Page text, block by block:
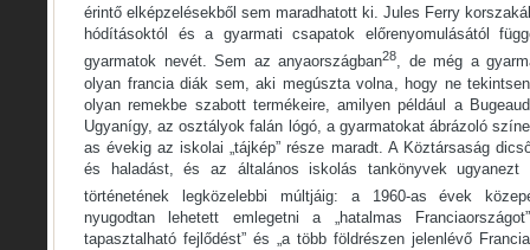
érintő elképzelésekből sem maradhatott ki. Jules Ferry
hódításoktól és a gyarmati csapatok előrenyomulásától
gyarmatok nevét. Sem az anyaországban28, de még a
olyan francia diák sem, aki megúszta volna, hogy ne
olyan remekbe szabott termékeire, amilyen például a
Ugyanígy, az osztályok falán lógó, a gyarmatokat ábrázoló
as évekig az iskolai „tájkép” része maradt. A Köztársaság
és haladást, és az általános iskolás tankönyvek
történetének legközelebbi múltjáig: a 1960-as évek
nyugodtan lehetett emlegetni a „hatalmas
tapasztalható fejlődést” és „a több földrészen jelenlévő